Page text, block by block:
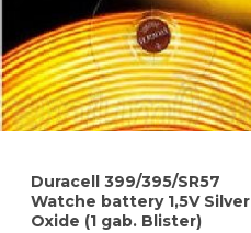
Duracell 399/395/SR57
Watche battery 1,5V Silver
Oxide (1 gab. Blister)